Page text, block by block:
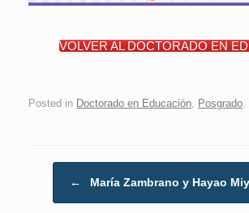
VOLVER AL DOCTORADO EN
Posted in Doctorado en Educación, Posgrado.
← María Zambrano y Hayao